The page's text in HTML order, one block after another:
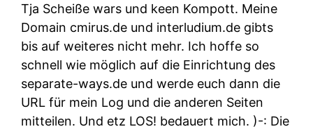
Tja Scheiße wars und keen Kompott. Meine
Domain cmirus.de und interludium.de gibts
bis auf weiteres nicht mehr. Ich hoffe so
schnell wie möglich auf die Einrichtung des
separate-ways.de und werde euch dann die
URL für mein Log und die anderen Seiten
mitteilen. Und etz LOS! bedauert mich. )-: Die